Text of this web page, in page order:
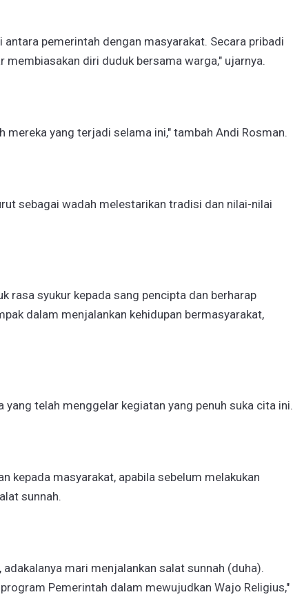
pemerintah dengan masyarakat. Secara pribadi
diri duduk bersama warga," ujarnya.
mereka yang terjadi selama ini," tambah Andi Rosman.
sebagai wadah melestarikan tradisi dan nilai-nilai
rasa syukur kepada sang pencipta dan berharap
dalam menjalankan kehidupan bermasyarakat,
yang telah menggelar kegiatan yang penuh suka cita ini.
kepada masyarakat, apabila sebelum melakukan
sunnah.
mari menjalankan salat sunnah (duha).
Pemerintah dalam mewujudkan Wajo Religius,"